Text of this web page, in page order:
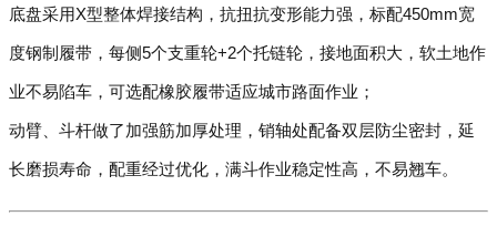
底盘采用X型整体焊接结构，抗扭抗变形能力强，标配450mm宽
度钢制履带，每侧5个支重轮+2个托链轮，接地面积大，软土地作
业不易陷车，可选配橡胶履带适应城市路面作业；
动臂、斗杆做了加强筋加厚处理，销轴处配备双层防尘密封，延
长磨损寿命，配重经过优化，满斗作业稳定性高，不易翘车。